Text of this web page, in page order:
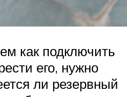
как подключить
его, нужно
ли резервный